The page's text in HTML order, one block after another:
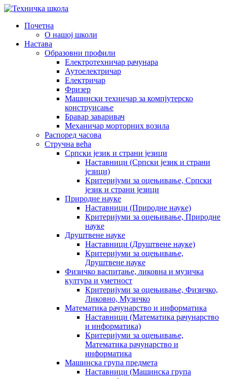
Почетна
О нашој школи
Настава
Образовни профили
Електротехничар рачунара
Аутоелектричар
Електричар
Фризер
Машински техничар за компјутерско
конструисање
Бравар заваривач
Механичар морторних возила
Распоред часова
Стручна већа
Српски језик и страни језици
Наставници (Српски језик и страни
језици)
Критеријуми за оцењивање, Српски
језик и страни језици
Природне науке
Наставници (Природне науке)
Критеријуми за оцењивање, Природне
науке
Друштвене науке
Наставници (Друштвене науке)
Критеријуми за оцењивање,
Друштвене науке
Физичко васпитање, ликовна и музичка
култура и уметност
Критеријуми за оцењивање, Физичко,
Ликовно, Музичко
Математика рачунарство и информатика
Наставници (Математика рачунарство
и информатика)
Критеријуми за оцењивање,
Математика рачунарство и
информатика
Машинска група предмета
Наставници (Машинска група